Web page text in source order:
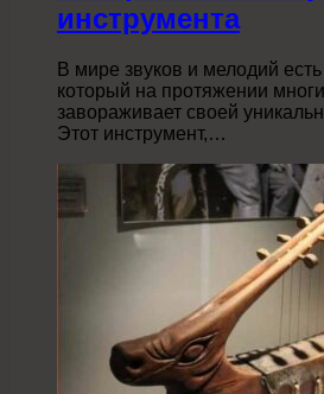
инструмента
В мире звуков и мелодий
который на протяжении
завораживает своей
Этот инструмент,…